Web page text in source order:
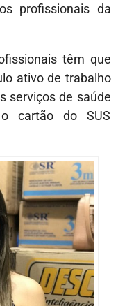
profissionais da
têm que
ativo de trabalho
serviços de saúde
cartão do SUS